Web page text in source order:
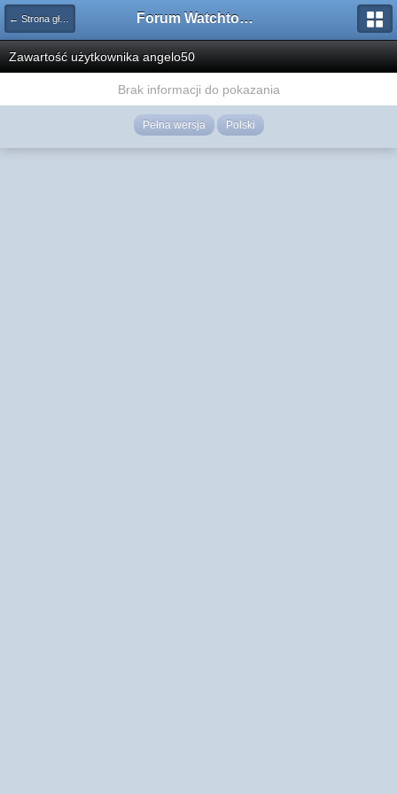
← Strona główna Forum Watchtower
Zawartość użytkownika angelo50
Brak informacji do pokazania
Pełna wersja Polski